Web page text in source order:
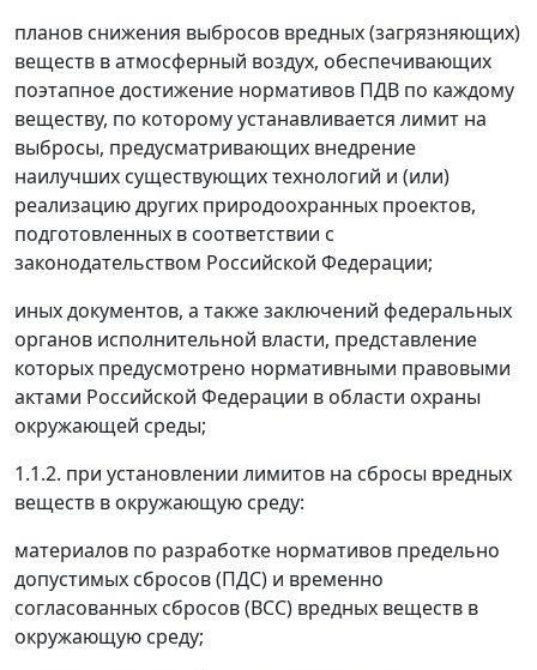
планов снижения выбросов вредных (загрязняющих)
веществ в атмосферный воздух, обеспечивающих
поэтапное достижение нормативов ПДВ по каждому
веществу, по которому устанавливается лимит на
выбросы, предусматривающих внедрение
наилучших существующих технологий и (или)
реализацию других природоохранных проектов,
подготовленных в соответствии с
законодательством Российской Федерации;
иных документов, а также заключений федеральных
органов исполнительной власти, представление
которых предусмотрено нормативными правовыми
актами Российской Федерации в области охраны
окружающей среды;
1.1.2. при установлении лимитов на сбросы вредных
веществ в окружающую среду:
материалов по разработке нормативов предельно
допустимых сбросов (ПДС) и временно
согласованных сбросов (ВСС) вредных веществ в
окружающую среду;